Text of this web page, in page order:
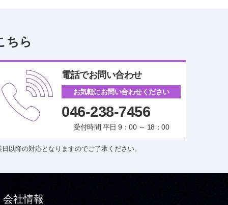
ちら
電話でお問い合わせ
お気軽にお問い合わせください
046-238-7456
受付時間 平日 9：00 ～ 18：00
以降の対応となりますのでご了承ください。
会社情報